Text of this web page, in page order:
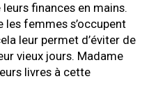
finances en mains.
les femmes s’occupent
leur permet d’éviter de
vieux jours. Madame
livres à cette